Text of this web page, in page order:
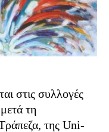
στις συλλογές
τη
της Uni-